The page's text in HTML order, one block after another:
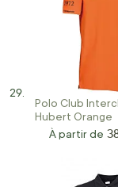
Polo Club
Hubert Orange
À partir de